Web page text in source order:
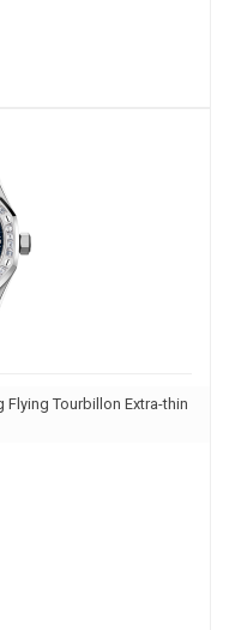
Flying Tourbillon Extra-thin